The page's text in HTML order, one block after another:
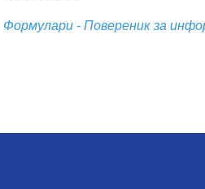
Формулари - Повереник за